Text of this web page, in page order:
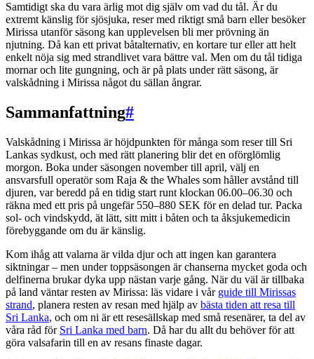
Samtidigt ska du vara ärlig mot dig själv om vad du tål. Är du
extremt känslig för sjösjuka, reser med riktigt små barn eller besöker
Mirissa utanför säsong kan upplevelsen bli mer prövning än
njutning. Då kan ett privat båtalternativ, en kortare tur eller att helt
enkelt nöja sig med strandlivet vara bättre val. Men om du tål tidiga
mornar och lite gungning, och är på plats under rätt säsong, är
valskådning i Mirissa något du sällan ångrar.
Sammanfattning#
Valskådning i Mirissa är höjdpunkten för många som reser till Sri
Lankas sydkust, och med rätt planering blir det en oförglömlig
morgon. Boka under säsongen november till april, välj en
ansvarsfull operatör som Raja & the Whales som håller avstånd till
djuren, var beredd på en tidig start runt klockan 06.00–06.30 och
räkna med ett pris på ungefär 550–880 SEK för en delad tur. Packa
sol- och vindskydd, ät lätt, sitt mitt i båten och ta åksjukemedicin
förebyggande om du är känslig.
Kom ihåg att valarna är vilda djur och att ingen kan garantera
siktningar – men under toppsäsongen är chanserna mycket goda och
delfinerna brukar dyka upp nästan varje gång. När du väl är tillbaka
på land väntar resten av Mirissa: läs vidare i vår guide till Mirissas
strand, planera resten av resan med hjälp av bästa tiden att resa till
Sri Lanka, och om ni är ett resesällskap med små resenärer, ta del av
våra råd för Sri Lanka med barn. Då har du allt du behöver för att
göra valsafarin till en av resans finaste dagar.